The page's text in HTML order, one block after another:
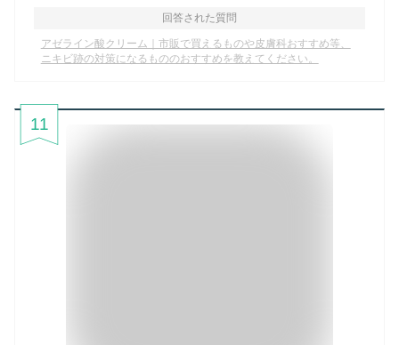
回答された質問
アゼライン酸クリーム｜市販で買えるものや皮膚科おすすめ等、
ニキビ跡の対策になるもののおすすめを教えてください。
11